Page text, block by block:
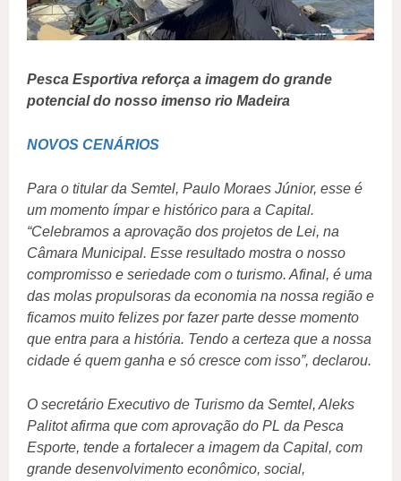
Pesca Esportiva reforça a imagem do grande
potencial do nosso imenso rio Madeira
NOVOS CENÁRIOS
Para o titular da Semtel, Paulo Moraes Júnior, esse é
um momento ímpar e histórico para a Capital.
“Celebramos a aprovação dos projetos de Lei, na
Câmara Municipal. Esse resultado mostra o nosso
compromisso e seriedade com o turismo. Afinal, é uma
das molas propulsoras da economia na nossa região e
ficamos muito felizes por fazer parte desse momento
que entra para a história. Tendo a certeza que a nossa
cidade é quem ganha e só cresce com isso”, declarou.
O secretário Executivo de Turismo da Semtel, Aleks
Palitot afirma que com aprovação do PL da Pesca
Esporte, tende a fortalecer a imagem da Capital, com
grande desenvolvimento econômico, social,